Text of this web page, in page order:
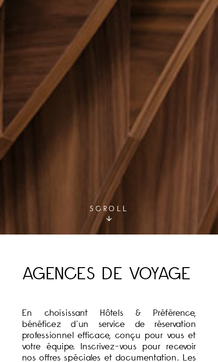
SCROLL
AGENCES DE VOYAGE
En choisissant Hôtels & Préférence,
bénéficez d'un service de réservation
professionnel efficace, conçu pour vous et
votre équipe. Inscrivez-vous pour recevoir
nos offres spéciales et documentation. Les